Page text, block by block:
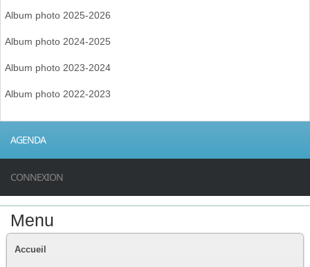
Album photo 2025-2026
Album photo 2024-2025
Album photo 2023-2024
Album photo 2022-2023
AGENDA
CONNEXION
Menu
Accueil